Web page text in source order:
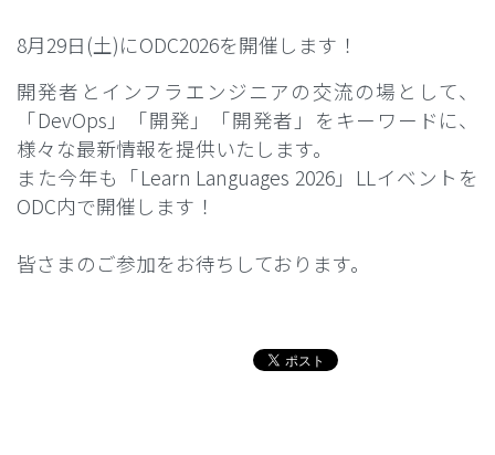
8月29日(土)にODC2026を開催します！
開発者とインフラエンジニアの交流の場として、
「DevOps」「開発」「開発者」をキーワードに、
様々な最新情報を提供いたします。
また今年も「Learn Languages 2026」LLイベントを
ODC内で開催します！
皆さまのご参加をお待ちしております。